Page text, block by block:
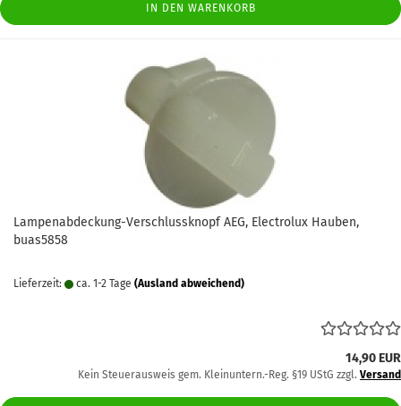
IN DEN WARENKORB
Lampenabdeckung-Verschlussknopf AEG, Electrolux Hauben,
buas5858
Lieferzeit: ca. 1-2 Tage (Ausland abweichend)
14,90 EUR
Kein Steuerausweis gem. Kleinuntern.-Reg. §19 UStG zzgl. Versand